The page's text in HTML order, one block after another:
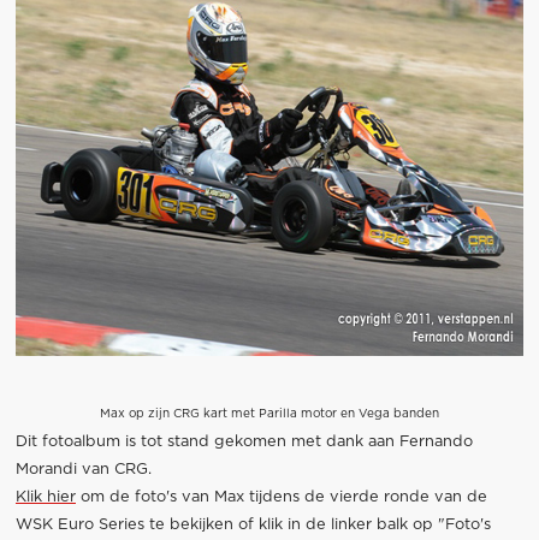
Max op zijn CRG kart met Parilla motor en Vega banden
Dit fotoalbum is tot stand gekomen met dank aan Fernando
Morandi van CRG.
Klik hierom de foto's van Max tijdens de vierde ronde van de
WSK Euro Series te bekijken of klik in de linker balk op "Foto's